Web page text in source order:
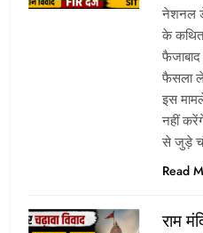
नेशनल
के कथित
फैजाबाद
फैसला
इस
नहीं
से जुड़े
Read
राम